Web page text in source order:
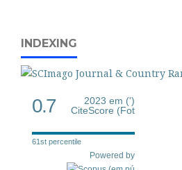
INDEXING
0.7
2023 em (')
CiteScore (Fot
61st percentile
Powered by